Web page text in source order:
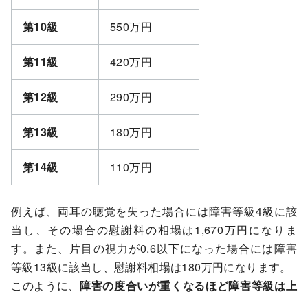
第10級 550万円
第11級 420万円
第12級 290万円
第13級 180万円
第14級 110万円
例えば、両耳の聴覚を失った場合には障害等級4級に該
当し、その場合の慰謝料の相場は1,670万円になりま
す。また、片目の視力が0.6以下になった場合には障害
等級13級に該当し、慰謝料相場は180万円になります。
このように、 障害の度合いが重くなるほど障害等級は上